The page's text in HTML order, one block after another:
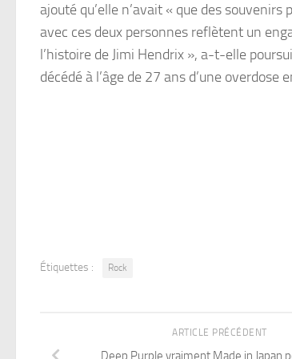
ajouté qu’elle n’avait « que des
avec ces deux personnes reflètent un
l’histoire de Jimi Hendrix », a-t-elle
décédé à l’âge de 27 ans d’une overdose
Étiquettes : Rock
ARTICLE PRÉCÉDENT
Deep Purple vraiment Made in Japan